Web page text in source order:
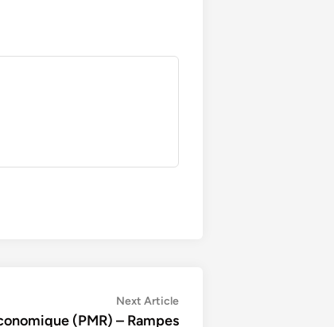
Next ArticleNext
article:
(PMR) – Rampes